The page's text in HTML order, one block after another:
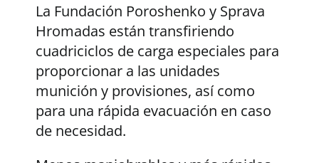
La Fundación Poroshenko y Sprava
Hromadas están transfiriendo
cuadriciclos de carga especiales para
proporcionar a las unidades
munición y provisiones, así como
para una rápida evacuación en caso
de necesidad.